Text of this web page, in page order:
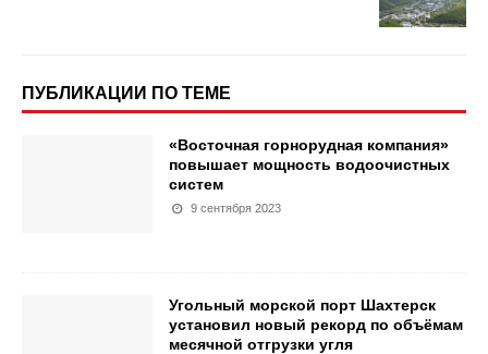
ПУБЛИКАЦИИ ПО ТЕМЕ
«Восточная горнорудная компания»
повышает мощность водоочистных
систем
9 сентября 2023
Угольный морской порт Шахтерск
установил новый рекорд по объёмам
месячной отгрузки угля